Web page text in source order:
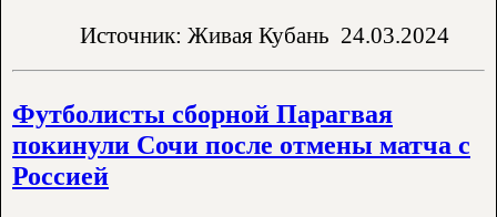
Источник: Живая Кубань 24.03.2024
Футболисты сборной Парагвая
покинули Сочи после отмены матча с
Россией